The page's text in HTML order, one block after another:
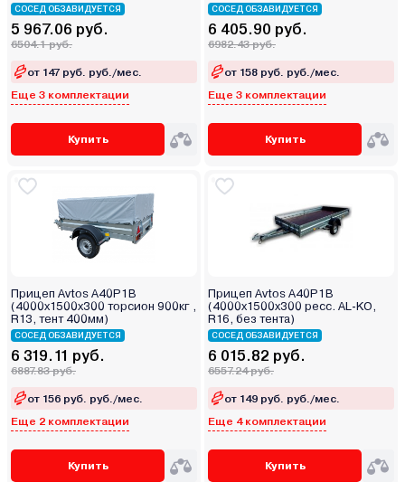
СОСЕД ОБЗАВИДУЕТСЯ
5 967.06 руб.
6504.1 руб.
от 147 руб. руб./мес.
Еще 3 комплектации
Купить
СОСЕД ОБЗАВИДУЕТСЯ
6 405.90 руб.
6982.43 руб.
от 158 руб. руб./мес.
Еще 3 комплектации
Купить
Прицеп Avtos A40P1B
(4000х1500х300 торсион 900кг ,
R13, тент 400мм)
СОСЕД ОБЗАВИДУЕТСЯ
6 319.11 руб.
6887.83 руб.
от 156 руб. руб./мес.
Еще 2 комплектации
Купить
Прицеп Avtos A40P1B
(4000х1500х300 ресс. AL-KO,
R16, без тента)
СОСЕД ОБЗАВИДУЕТСЯ
6 015.82 руб.
6557.24 руб.
от 149 руб. руб./мес.
Еще 4 комплектации
Купить